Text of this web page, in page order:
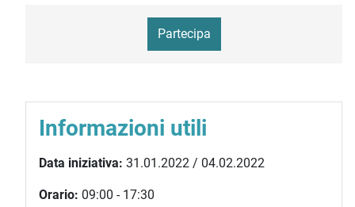
Partecipa
Informazioni utili
Data iniziativa: 31.01.2022 / 04.02.2022
Orario: 09:00 - 17:30